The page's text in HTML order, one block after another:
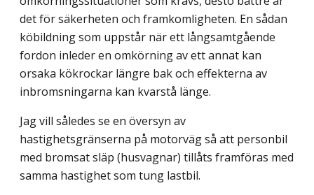
det för säkerheten och framkomligheten. En sådan
köbildning som uppstår när ett långsamtgående
fordon inleder en omkörning av ett annat kan
orsaka kökrockar längre bak och effekterna av
inbromsningarna kan kvarstå länge.
Jag vill således se en översyn av
hastighetsgränserna på motorväg så att personbil
med bromsat släp (husvagnar) tillåts framföras med
samma hastighet som tung lastbil.